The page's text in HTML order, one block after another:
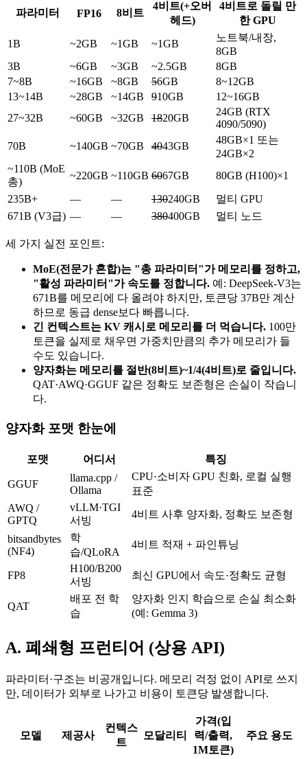
파라미터 FP16 8비트
4비트(+오버
헤드)
4비트로 돌릴 만
한 GPU
1B
~2GB ~1GB ~1GB
노트북/내장,
8GB
3B
~6GB ~3GB ~2.5GB
8GB
7~8B
~16GB ~8GB 56GB
8~12GB
13~14B
~28GB ~14GB 910GB
12~16GB
27~32B
~60GB ~32GB 1820GB
24GB (RTX
4090/5090)
70B
~140GB ~70GB 4043GB
48GB×1 또는
24GB×2
~110B (MoE
총)
~220GB ~110GB 6067GB
80GB (H100)×1
235B+
— — 130240GB
멀티 GPU
671B (V3급) — — 380400GB 멀티 노드
세 가지 실전 포인트:
MoE(전문가 혼합)는 "총 파라미터"가 메모리를 정하고,
"활성 파라미터"가 속도를 정합니다. 예: DeepSeek-V3는
671B를 메모리에 다 올려야 하지만, 토큰당 37B만 계산
하므로 동급 dense보다 빠릅니다.
긴 컨텍스트는 KV 캐시로 메모리를 더 먹습니다. 100만
토큰을 실제로 채우면 가중치만큼의 추가 메모리가 들
수도 있습니다.
양자화는 메모리를 절반(8비트)~1/4(4비트)로 줄입니다.
QAT·AWQ·GGUF 같은 정확도 보존형은 손실이 작습니
다.
양자화 포맷 한눈에
포맷 어디서 특징
GGUF
llama.cpp /
Ollama
CPU·소비자 GPU 친화, 로컬 실행
표준
AWQ /
GPTQ
vLLM·TGI
서빙
4비트 사후 양자화, 정확도 보존형
bitsandbytes
(NF4)
학
습/QLoRA
4비트 적재 + 파인튜닝
FP8
H100/B200
서빙
최신 GPU에서 속도·정확도 균형
QAT
배포 전 학
습
양자화 인지 학습으로 손실 최소화
(예: Gemma 3)
A. 폐쇄형 프런티어 (상용 API)
파라미터·구조는 비공개입니다. 메모리 걱정 없이 API로 쓰지
만, 데이터가 외부로 나가고 비용이 토큰당 발생합니다.
모델 제공사
컨텍스
트
모달리티
가격(입
력/출력,
1M토큰)
주요 용도